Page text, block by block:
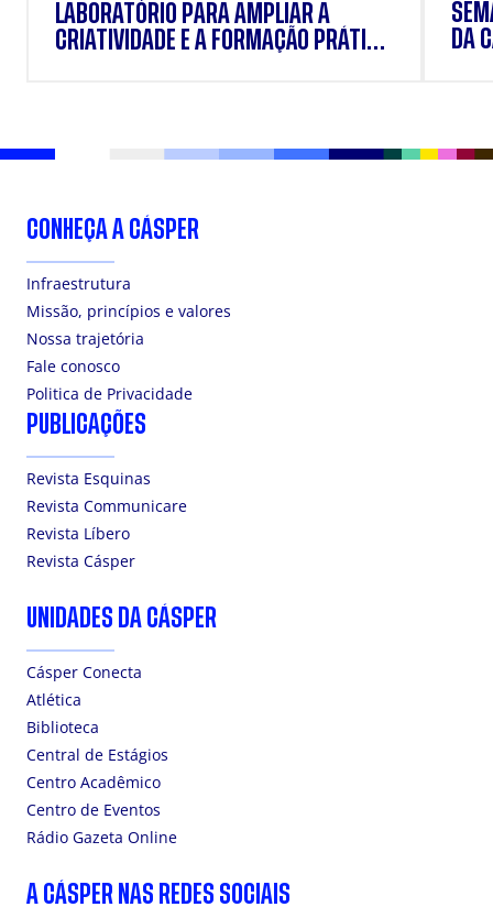
LABORATÓRIO PARA AMPLIAR A
CRIATIVIDADE E A FORMAÇÃO PRÁTICA
DA
CONHEÇA A CÁSPER
Infraestrutura
Missão, princípios e valores
Nossa trajetória
Fale conosco
Politica de Privacidade
PUBLICAÇÕES
Revista Esquinas
Revista Communicare
Revista Líbero
Revista Cásper
UNIDADES DA CÁSPER
Cásper Conecta
Atlética
Biblioteca
Central de Estágios
Centro Acadêmico
Centro de Eventos
Rádio Gazeta Online
A CÁSPER NAS REDES SOCIAIS